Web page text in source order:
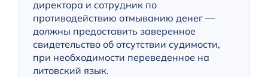
директора и сотрудник по
противодействию отмыванию денег —
должны предоставить заверенное
свидетельство об отсутствии судимости,
при необходимости переведенное на
литовский язык.